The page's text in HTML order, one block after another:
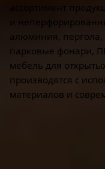
ассортимент
и
алюминия,
парковые фонари,
мебель для
производятся с
материалов и